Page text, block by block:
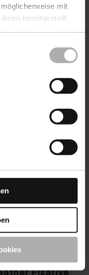
mit
bereitgestellt
Sie unter
· Nº de
479-1L-01
Shield 1
· Nº de
Fixative